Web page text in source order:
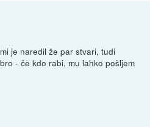
je naredil že par stvari, tudi
- če kdo rabi, mu lahko pošljem